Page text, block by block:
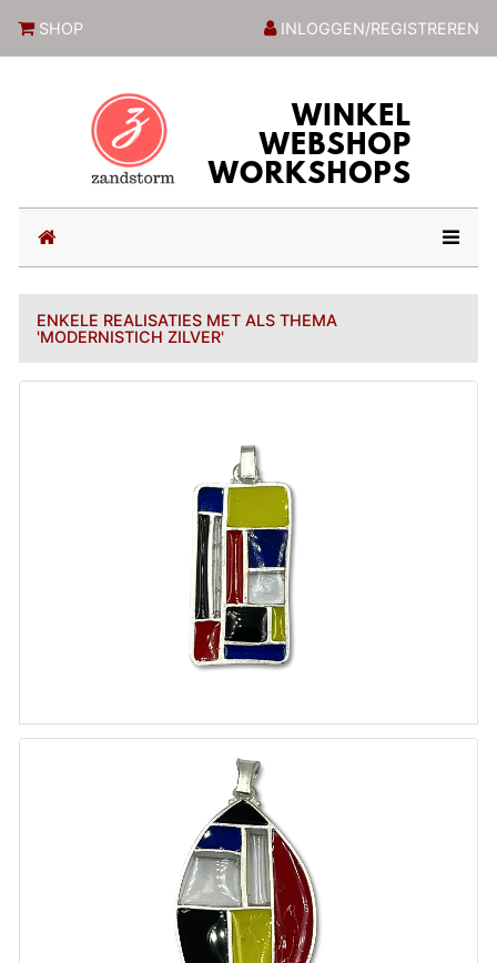
SHOP INLOGGEN/REGISTREREN
(current)
ENKELE REALISATIES MET ALS THEMA
'MODERNISTICH ZILVER'